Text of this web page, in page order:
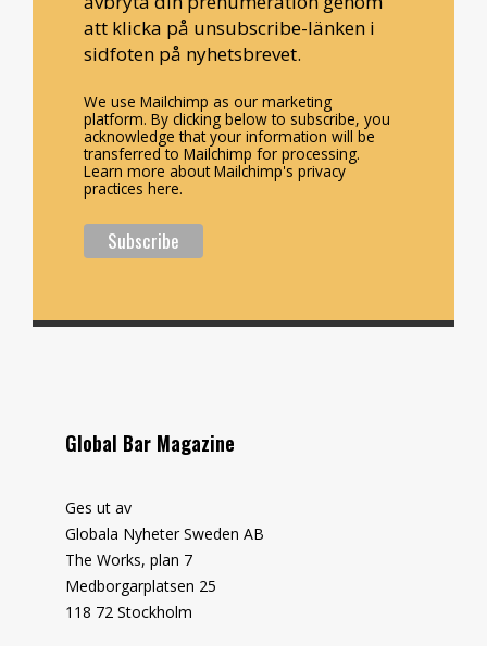
att klicka på unsubscribe-länken i
sidfoten på nyhetsbrevet.
We use Mailchimp as our marketing
platform. By clicking below to subscribe, you
acknowledge that your information will be
transferred to Mailchimp for processing.
Learn more about Mailchimp's privacy
practices here.
Global Bar Magazine
Ges ut av
Globala Nyheter Sweden AB
The Works, plan 7
Medborgarplatsen 25
118 72 Stockholm